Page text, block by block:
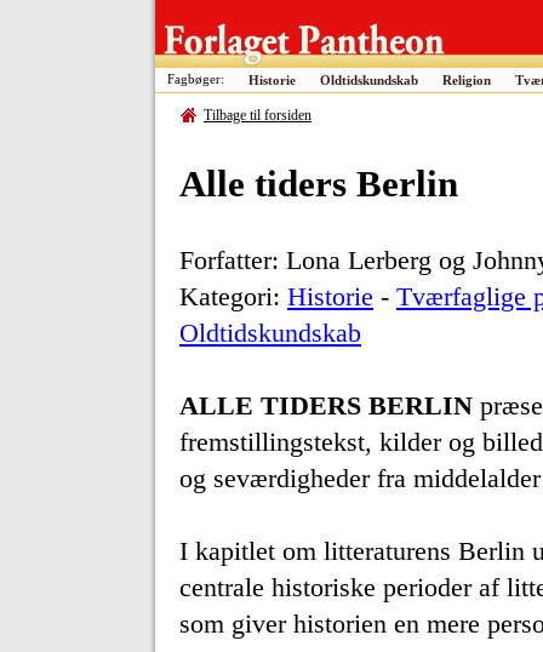
Fagbøger: Historie Oldtidskundskab Religion
Tilbage til forsiden
Alle tiders Berlin
Forfatter: Lona Lerberg og
Kategori: Historie - Tværfaglige
Oldtidskundskab
ALLE TIDERS BERLIN
fremstillingstekst, kilder og
og seværdigheder fra
I kapitlet om litteraturens Berlin
centrale historiske perioder af
som giver historien en mere